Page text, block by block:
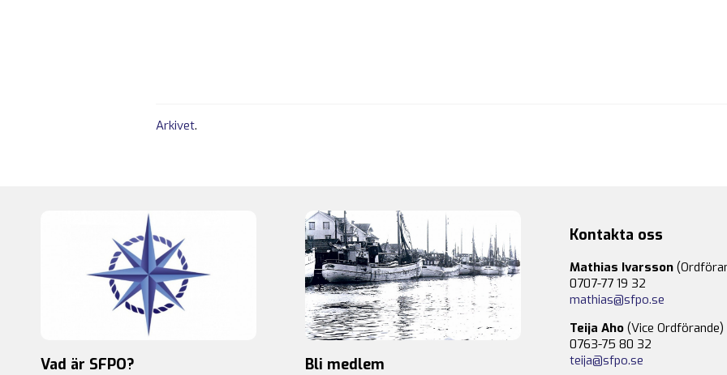
Arkivet.
Vad är SFPO? Bli medlem
Kontakta oss
Mathias Ivarsson
0707-77 19 32
mathias@sfpo.se
Teija Aho (Vice Ordförande)
0763-75 80 32
teija@sfpo.se